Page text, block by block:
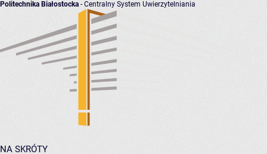
Politechnika Białostocka - Centralny System Uwierzytelniania
NA SKRÓTY